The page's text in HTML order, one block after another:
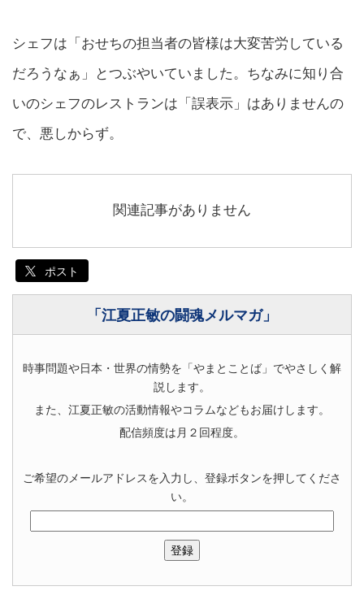
シェフは「おせちの担当者の皆様は大変苦労している
だろうなぁ」とつぶやいていました。ちなみに知り合
いのシェフのレストランは「誤表示」はありませんの
で、悪しからず。
関連記事がありません
ポスト
「江夏正敏の闘魂メルマガ」
時事問題や日本・世界の情勢を「やまとことば」でやさしく解
説します。
また、江夏正敏の活動情報やコラムなどもお届けします。
配信頻度は月２回程度。
ご希望のメールアドレスを入力し、登録ボタンを押してくださ
い。